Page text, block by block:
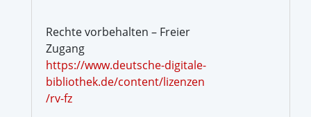
Rechte vorbehalten – Freier
Zugang
https://www.deutsche-digitale-
bibliothek.de/content/lizenzen
/rv-fz